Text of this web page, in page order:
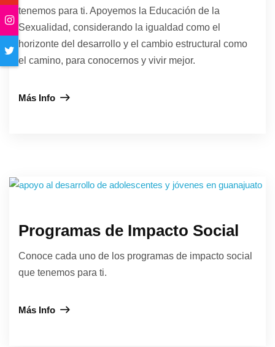
tenemos para ti. Apoyemos la Educación de la
Sexualidad, considerando la igualdad como el
horizonte del desarrollo y el cambio estructural como
el camino, para conocernos y vivir mejor.
Más Info
Programas de Impacto Social
Conoce cada uno de los programas de impacto social
que tenemos para ti.
Más Info